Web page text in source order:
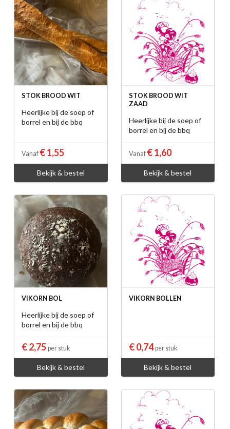
STOK BROOD WIT
Heerlijke bij de soep of
borrel en bij de bbq
Vanaf € 1,55
Bekijk & bestel
STOK BROOD WIT
ZAAD
Heerlijke bij de soep of
borrel en bij de bbq
Vanaf € 1,60
Bekijk & bestel
VIKORN BOL
Heerlijke bij de soep of
borrel en bij de bbq
€ 2,75 per stuk
Bekijk & bestel
VIKORN BOLLEN
€ 0,74per stuk
Bekijk & bestel